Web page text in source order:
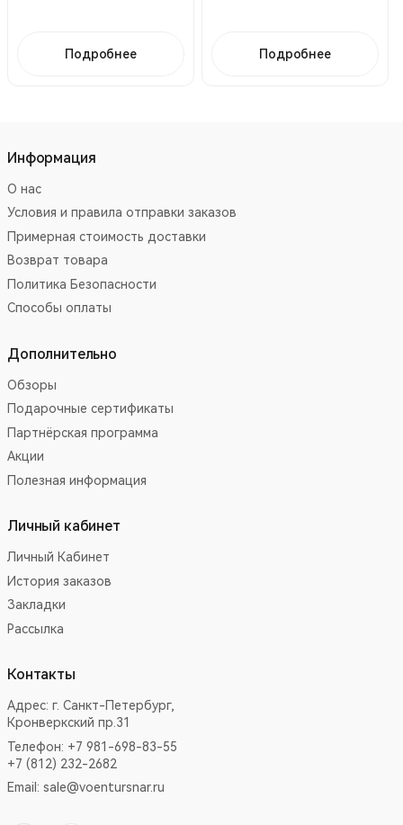
Подробнее Подробнее
Информация
О нас
Условия и правила отправки заказов
Примерная стоимость доставки
Возврат товара
Политика Безопасности
Способы оплаты
Дополнительно
Обзоры
Подарочные сертификаты
Партнёрская программа
Акции
Полезная информация
Личный кабинет
Личный Кабинет
История заказов
Закладки
Рассылка
Контакты
Адрес: г. Санкт-Петербург,
Кронверкский пр.31
Телефон: +7 981-698-83-55
+7 (812) 232-2682
Email: sale@voentursnar.ru